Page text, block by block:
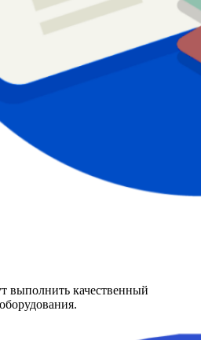
выполнить качественный